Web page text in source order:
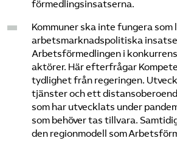
förmedlingsinsatserna.
Kommuner ska inte fungera som
arbetsmarknadspolitiska
Arbetsförmedlingen i
aktörer. Här efterfrågar
tydlighet från regeringen.
tjänster och ett
som har utvecklats under
som behöver tas tillvara.
den regionmodell som